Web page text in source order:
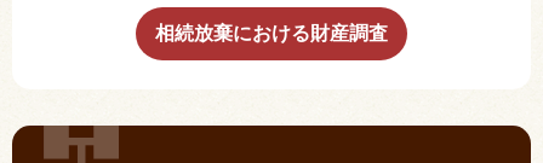
相続放棄における財産調査